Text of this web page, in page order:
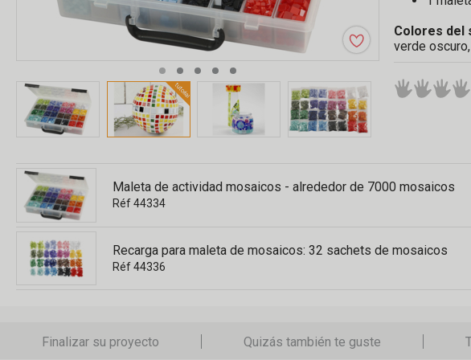
tutorial
Colores del
verde
Maleta de actividad mosaicos - alrededor de 7000 mosaicos
Réf 44334
Recarga para maleta de mosaicos: 32 sachets de mosaicos
Réf 44336
Finalizar su proyecto Quizás también te guste